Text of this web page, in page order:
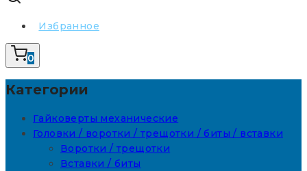
Избранное
0
Категории
Гайковерты механические
Головки / воротки / трещотки / биты / вставки
Воротки / трещотки
Вставки / биты